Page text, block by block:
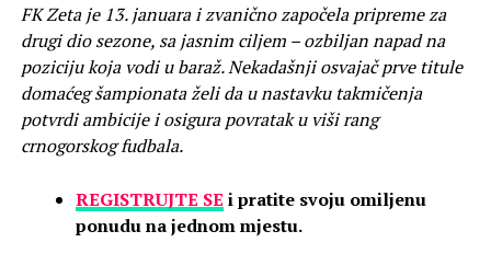
FK Zeta je 13. januara i zvanično započela pripreme za
drugi dio sezone, sa jasnim ciljem – ozbiljan napad na
poziciju koja vodi u baraž. Nekadašnji osvajač prve titule
domaćeg šampionata želi da u nastavku takmičenja
potvrdi ambicije i osigura povratak u viši rang
crnogorskog fudbala.
REGISTRUJTE SE i pratite svoju omiljenu
ponudu na jednom mjestu.